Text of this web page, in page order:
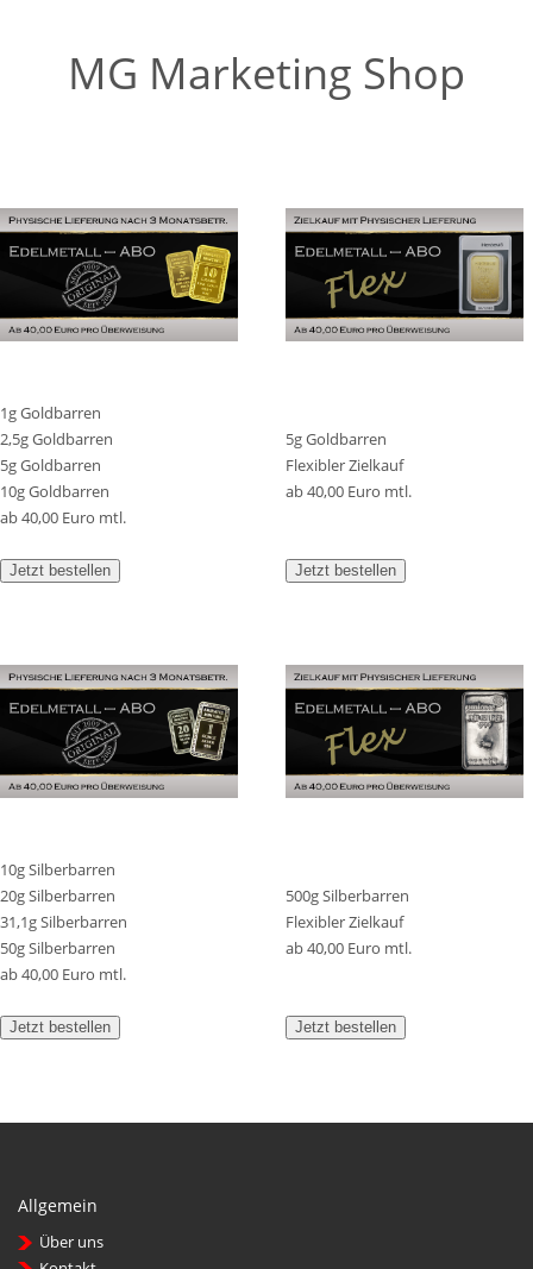
MG Marketing Shop
1g Goldbarren
2,5g Goldbarren
5g Goldbarren
10g Goldbarren
ab 40,00 Euro mtl.
5g Goldbarren
Flexibler Zielkauf
ab 40,00 Euro mtl.
Jetzt bestellen Jetzt bestellen
10g Silberbarren
20g Silberbarren
31,1g Silberbarren
50g Silberbarren
ab 40,00 Euro mtl.
500g Silberbarren
Flexibler Zielkauf
ab 40,00 Euro mtl.
Jetzt bestellen Jetzt bestellen
Allgemein
Über uns